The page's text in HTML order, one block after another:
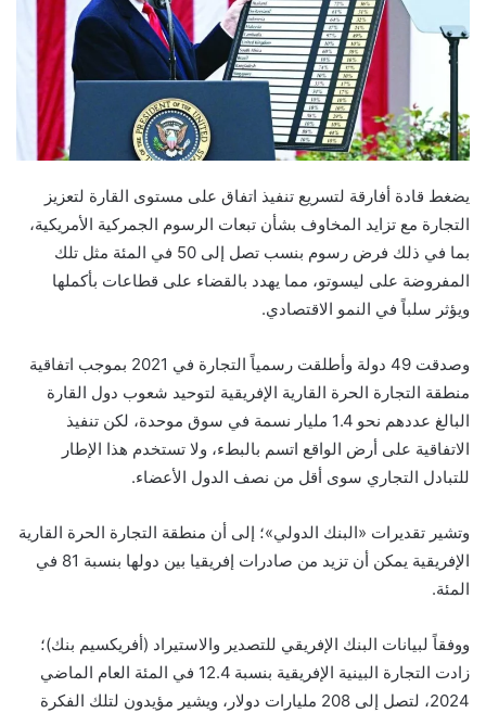
يضغط قادة أفارقة لتسريع تنفيذ اتفاق على مستوى القارة لتعزيز
التجارة مع تزايد المخاوف بشأن تبعات الرسوم الجمركية الأمريكية،
بما في ذلك فرض رسوم بنسب تصل إلى 50 في المئة مثل تلك
المفروضة على ليسوتو، مما يهدد بالقضاء على قطاعات بأكملها
ويؤثر سلباً في النمو الاقتصادي.
وصدقت 49 دولة وأطلقت رسمياً التجارة في 2021 بموجب اتفاقية
منطقة التجارة الحرة القارية الإفريقية لتوحيد شعوب دول القارة
البالغ عددهم نحو 1.4 مليار نسمة في سوق موحدة، لكن تنفيذ
الاتفاقية على أرض الواقع اتسم بالبطء، ولا تستخدم هذا الإطار
للتبادل التجاري سوى أقل من نصف الدول الأعضاء.
وتشير تقديرات «البنك الدولي»؛ إلى أن منطقة التجارة الحرة القارية
الإفريقية يمكن أن تزيد من صادرات إفريقيا بين دولها بنسبة 81 في
المئة.
ووفقاً لبيانات البنك الإفريقي للتصدير والاستيراد (أفريكسيم بنك)؛
زادت التجارة البينية الإفريقية بنسبة 12.4 في المئة العام الماضي
2024، لتصل إلى 208 مليارات دولار، ويشير مؤيدون لتلك الفكرة